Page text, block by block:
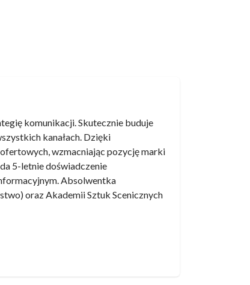
komunikacji. Skutecznie buduje
kanałach. Dzięki
wzmacniając pozycję marki
5-letnie doświadczenie
Absolwentka
oraz Akademii Sztuk Scenicznych